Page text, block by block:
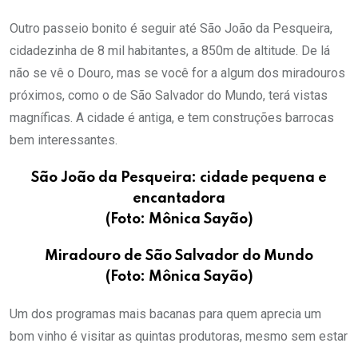
Outro passeio bonito é seguir até São João da Pesqueira,
cidadezinha de 8 mil habitantes, a 850m de altitude. De lá
não se vê o Douro, mas se você for a algum dos miradouros
próximos, como o de São Salvador do Mundo, terá vistas
magníficas. A cidade é antiga, e tem construções barrocas
bem interessantes.
São João da Pesqueira: cidade pequena e
encantadora
(Foto: Mônica Sayão)
Miradouro de São Salvador do Mundo
(Foto: Mônica Sayão)
Um dos programas mais bacanas para quem aprecia um
bom vinho é visitar as quintas produtoras, mesmo sem estar